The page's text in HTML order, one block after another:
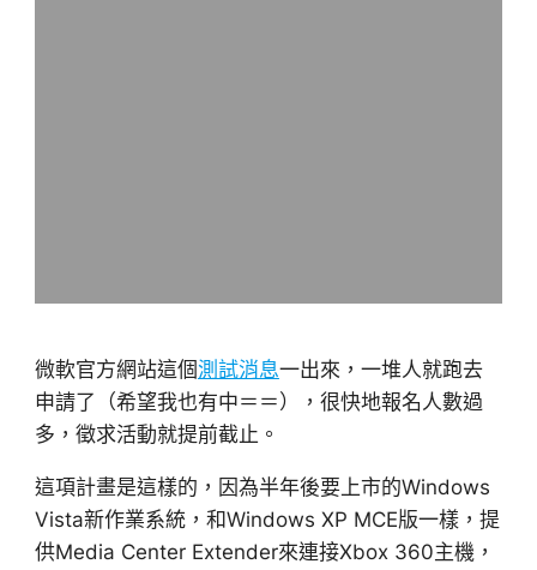
微軟官方網站這個測試消息一出來，一堆人就跑去
申請了（希望我也有中＝＝），很快地報名人數過
多，徵求活動就提前截止。
這項計畫是這樣的，因為半年後要上市的Windows
Vista新作業系統，和Windows XP MCE版一樣，提
供Media Center Extender來連接Xbox 360主機，